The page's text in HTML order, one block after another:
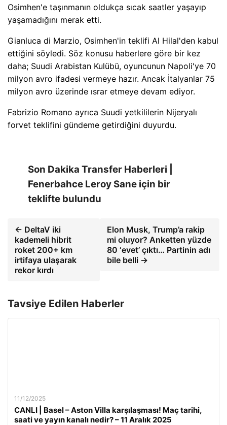
Osimhen'e taşınmanın oldukça sıcak saatler yaşayıp
yaşamadığını merak etti.
Gianluca di Marzio, Osimhen'in teklifi Al Hilal'den kabul
ettiğini söyledi. Söz konusu haberlere göre bir kez
daha; Suudi Arabistan Kulübü, oyuncunun Napoli'ye 70
milyon avro ifadesi vermeye hazır. Ancak İtalyanlar 75
milyon avro üzerinde ısrar etmeye devam ediyor.
Fabrizio Romano ayrıca Suudi yetkililerin Nijeryalı
forvet teklifini gündeme getirdiğini duyurdu.
Son Dakika Transfer Haberleri |
Fenerbahce Leroy Sane için bir
teklifte bulundu
← DeltaV iki
kademeli hibrit
roket 200+ km
irtifaya ulaşarak
rekor kırdı
Elon Musk, Trump’a rakip
mi oluyor? Anketten yüzde
80 ‘evet’ çıktı… Partinin adı
bile belli →
Tavsiye Edilen Haberler
11/12/2025
CANLI | Basel – Aston Villa karşılaşması! Maç tarihi,
saati ve yayın kanalı nedir? – 11 Aralık 2025